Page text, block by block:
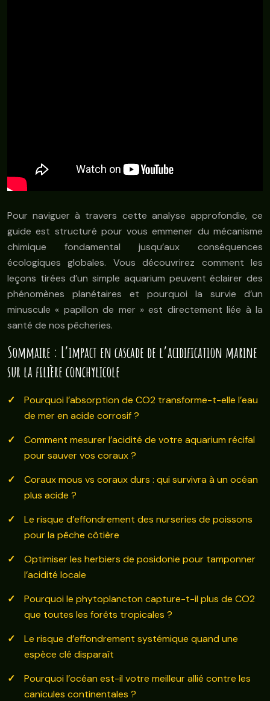
Pour naviguer à travers cette analyse approfondie, ce
guide est structuré pour vous emmener du mécanisme
chimique fondamental jusqu’aux conséquences
écologiques globales. Vous découvrirez comment les
leçons tirées d’un simple aquarium peuvent éclairer des
phénomènes planétaires et pourquoi la survie d’un
minuscule « papillon de mer » est directement liée à la
santé de nos pêcheries.
Sommaire : L’impact en cascade de l’acidification marine
sur la filière conchylicole
Pourquoi l’absorption de CO2 transforme-t-elle l’eau
de mer en acide corrosif ?
Comment mesurer l’acidité de votre aquarium récifal
pour sauver vos coraux ?
Coraux mous vs coraux durs : qui survivra à un océan
plus acide ?
Le risque d’effondrement des nurseries de poissons
pour la pêche côtière
Optimiser les herbiers de posidonie pour tamponner
l’acidité locale
Pourquoi le phytoplancton capture-t-il plus de CO2
que toutes les forêts tropicales ?
Le risque d’effondrement systémique quand une
espèce clé disparaît
Pourquoi l’océan est-il votre meilleur allié contre les
canicules continentales ?